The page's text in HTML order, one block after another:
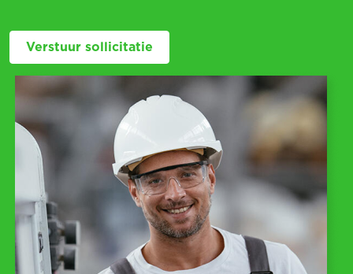
Verstuur sollicitatie